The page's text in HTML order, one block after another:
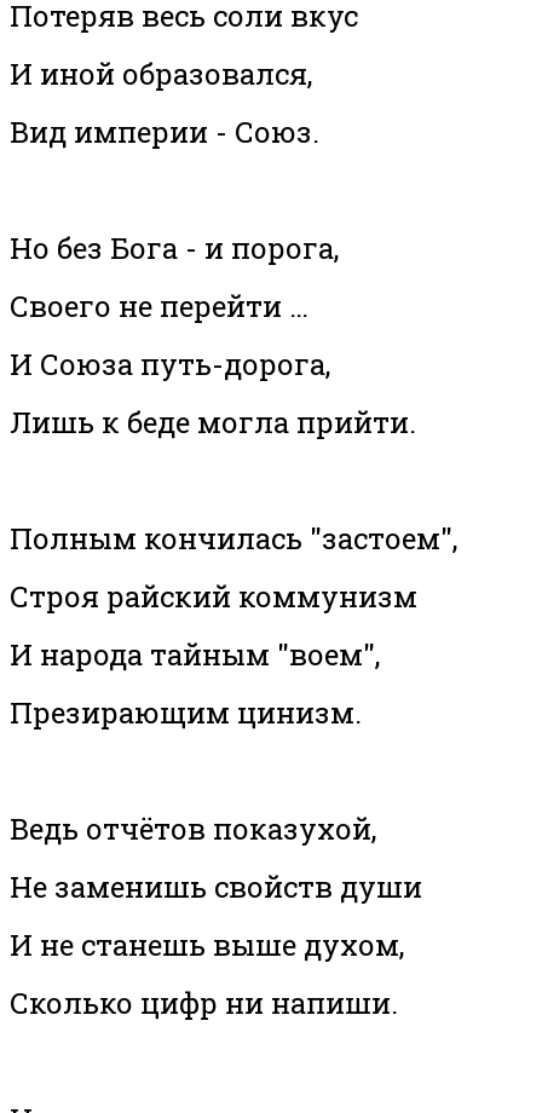
Потеряв весь соли вкус
И иной образовался,
Вид империи - Союз.
Но без Бога - и порога,
Своего не перейти …
И Союза путь-дорога,
Лишь к беде могла прийти.
Полным кончилась "застоем",
Строя райский коммунизм
И народа тайным "воем",
Презирающим цинизм.
Ведь отчётов показухой,
Не заменишь свойств души
И не станешь выше духом,
Сколько цифр ни напиши.